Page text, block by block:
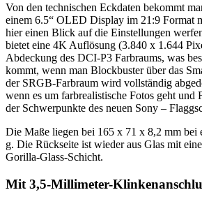
Von den technischen Eckdaten bekommt
einem 6.5“ OLED Display im 21:9 Format
hier einen Blick auf die Einstellungen
bietet eine 4K Auflösung (3.840 x 1.644
Abdeckung des DCI-P3 Farbraums, was
kommt, wenn man Blockbuster über das
der SRGB-Farbraum wird vollständig
wenn es um farbrealistische Fotos geht und
der Schwerpunkte des neuen Sony –
Die Maße liegen bei 165 x 71 x 8,2 mm bei
g. Die Rückseite ist wieder aus Glas mit
Gorilla-Glass-Schicht.
Mit 3,5-Millimeter-